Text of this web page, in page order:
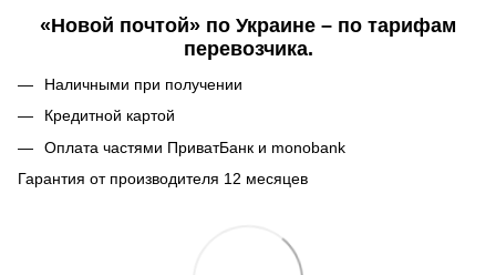
«Новой почтой» по Украине – по тарифам
перевозчика.
Наличными при получении
Кредитной картой
Оплата частями ПриватБанк и monobank
Гарантия от производителя 12 месяцев